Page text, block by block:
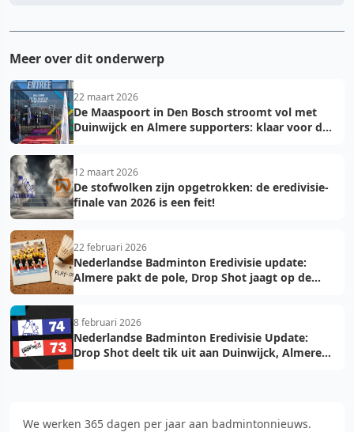
Meer over dit onderwerp
22 maart 2026
De Maaspoort in Den Bosch stroomt vol met
Duinwijck en Almere supporters: klaar voor de
12 maart 2026
De stofwolken zijn opgetrokken: de eredivisie-
finale van 2026 is een feit!
22 februari 2026
Nederlandse Badminton Eredivisie update:
Almere pakt de pole, Drop Shot jaagt op de
8 februari 2026
Nederlandse Badminton Eredivisie Update:
Drop Shot deelt tik uit aan Duinwijck, Almere
We werken 365 dagen per jaar aan badmintonnieuws.